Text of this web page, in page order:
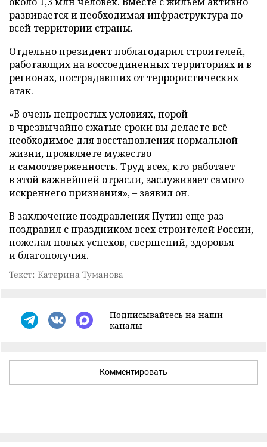
развивается и необходимая инфраструктура по
всей территории страны.
Отдельно президент поблагодарил строителей,
работающих на воссоединенных территориях и в
регионах, пострадавших от террористических
атак.
«В очень непростых условиях, порой
в чрезвычайно сжатые сроки вы делаете всё
необходимое для восстановления нормальной
жизни, проявляете мужество
и самоотверженность. Труд всех, кто работает
в этой важнейшей отрасли, заслуживает самого
искреннего признания», – заявил он.
В заключение поздравления Путин еще раз
поздравил с праздником всех строителей России,
пожелал новых успехов, свершений, здоровья
и благополучия.
Текст: Катерина Туманова
Подписывайтесь на наши
каналы
Комментировать